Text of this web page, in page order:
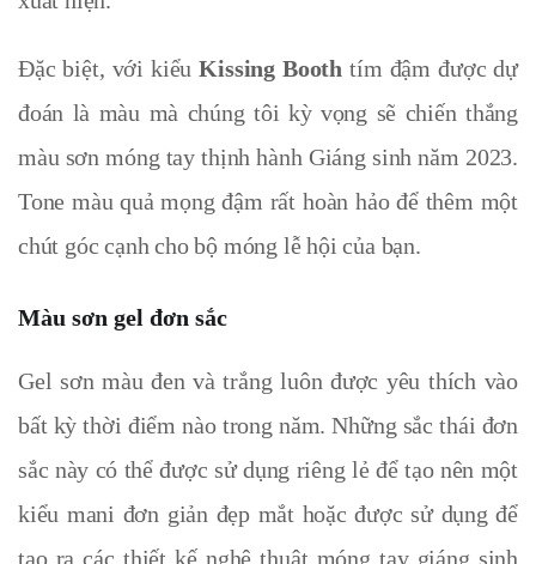
Đặc biệt, với kiểuKissing Booth tím đậm được dự
đoán là màu mà chúng tôi kỳ vọng sẽ chiến thắng
màu sơn móng tay thịnh hành Giáng sinh năm 2023.
Tone màu quả mọng đậm rất hoàn hảo để thêm một
chút góc cạnh cho bộ móng lễ hội của bạn.
Màu sơn gel đơn sắc
Gel sơn màu đen và trắng luôn được yêu thích vào
bất kỳ thời điểm nào trong năm. Những sắc thái đơn
sắc này có thể được sử dụng riêng lẻ để tạo nên một
kiểu mani đơn giản đẹp mắt hoặc được sử dụng để
tạo ra các thiết kế nghệ thuật móng tay giáng sinh